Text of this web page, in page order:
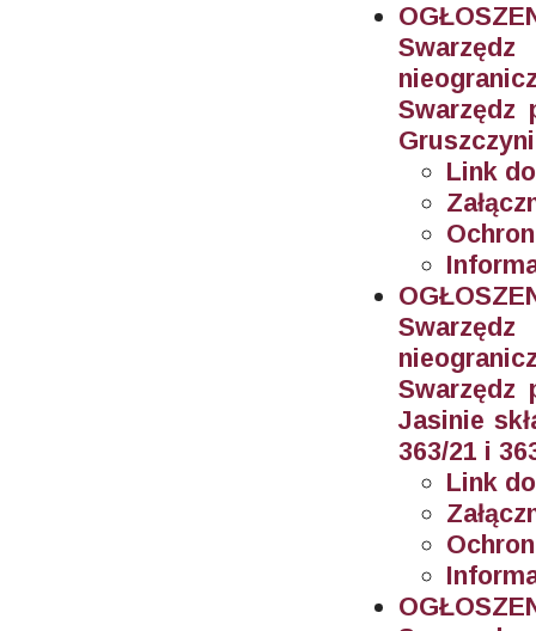
Swarzędz
Link
Swarzędz
Jasinie
363/21 i
Link